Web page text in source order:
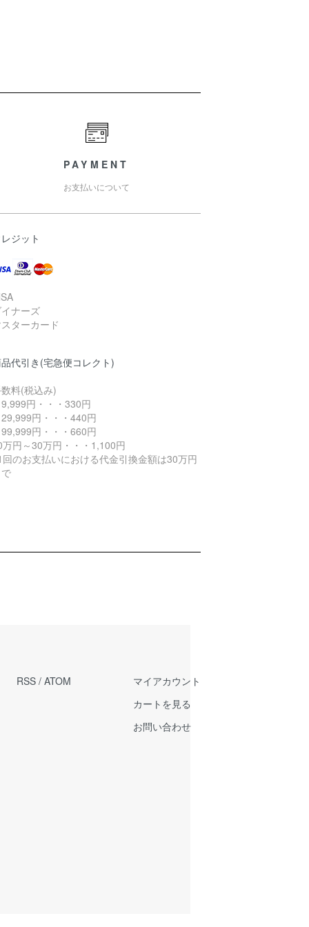
PAYMENT
お支払いについて
ジット
イナーズ
ターカード
代引き(宅急便コレクト)
料(税込み)
9,999円・・・330円
29,999円・・・440円
99,999円・・・660円
万円～30万円・・・1,100円
回のお支払いにおける代金引換金額は30万円
で
RSS / ATOM
マイアカウント
カートを見る
お問い合わせ